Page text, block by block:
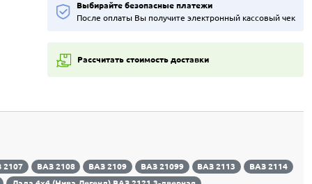
Выбирайте безопасные платежи
После оплаты Вы получите электронный кассовый чек
Рассчитать стоимость доставки
2107 ВАЗ 2108 ВАЗ 2109 ВАЗ 21099 ВАЗ 2113
ВАЗ 2114